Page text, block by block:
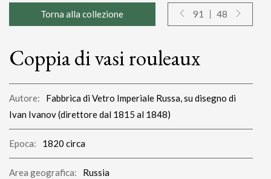
Torna alla collezione 91 48
Coppia di vasi rouleaux
Autore:
Fabbrica di Vetro Imperiale Russa, su disegno di
Ivan Ivanov (direttore dal 1815 al 1848)
Epoca: 1820 circa
Area geografica: Russia